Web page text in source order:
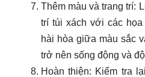
Thêm màu và trang trí:
trí túi xách với các
hài hòa giữa màu sắc
trở nên sống động và
Hoàn thiện: Kiểm tra